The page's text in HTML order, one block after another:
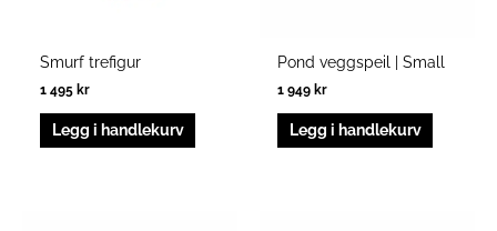
Smurf trefigur
1 495 kr
Legg i handlekurv
Pond veggspeil | Small
1 949 kr
Legg i handlekurv